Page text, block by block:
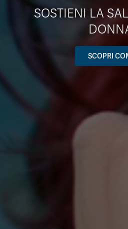
SOSTIENI LA
SCOPRI